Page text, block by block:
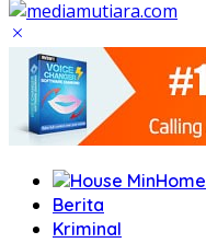
Home
Berita
Kriminal